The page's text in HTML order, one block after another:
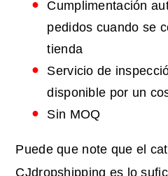
Cumplimentación
pedidos cuando se
tienda
Servicio de
disponible por un
Sin MOQ
Puede que note que el
CJdropshipping es lo